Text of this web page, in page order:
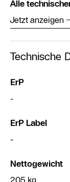
Alle
Jetzt anzeigen
Technische
ErP
-
ErP Label
-
Nettogewicht
205 kg